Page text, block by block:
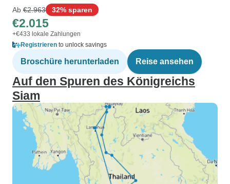
Ab €2.963 32% sparen
€2.015
+€433 lokale Zahlungen
Registrieren to unlock savings
Broschüre herunterladen Reise ansehen
Auf den Spuren des Königreichs
Siam